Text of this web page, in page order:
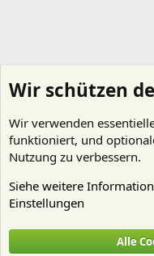
Wir schützen
Wir verwenden
funktioniert, und
Nutzung zu verbessern.
Siehe weitere
Einstellungen
Alle